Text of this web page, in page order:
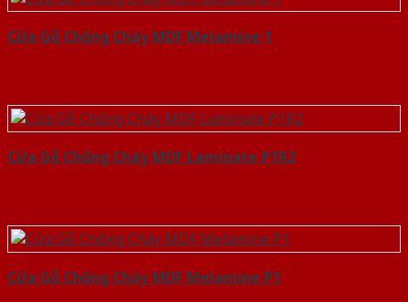
Cửa Gỗ Chống Cháy MDF Melamine 1
Cửa Gỗ Chống Cháy MDF Laminate P1R2
Cửa Gỗ Chống Cháy MDF Melamine P1